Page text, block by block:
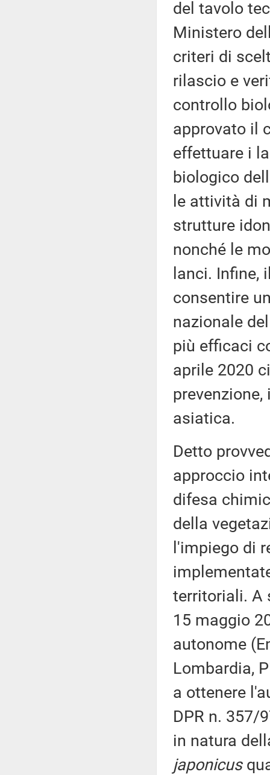
del tavolo
Ministero
criteri di
rilascio e
controllo
approvato il
effettuare i
biologico
le attività di
strutture
nonché le
lanci. Infine,
consentire
nazionale
più efficaci
aprile 2020
asiatica.
Detto
approccio
difesa
della
l'impiego di
territoriali. A
15 maggio
autonome
Lombardia,
a ottenere
DPR n. 357/
in natura
japonicus